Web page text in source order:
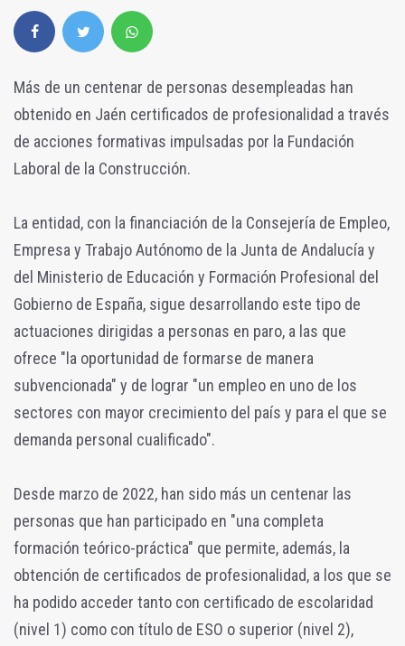
Más de un centenar de personas desempleadas han
obtenido en Jaén certificados de profesionalidad a través
de acciones formativas impulsadas por la Fundación
Laboral de la Construcción.
La entidad, con la financiación de la Consejería de Empleo,
Empresa y Trabajo Autónomo de la Junta de Andalucía y
del Ministerio de Educación y Formación Profesional del
Gobierno de España, sigue desarrollando este tipo de
actuaciones dirigidas a personas en paro, a las que
ofrece "la oportunidad de formarse de manera
subvencionada" y de lograr "un empleo en uno de los
sectores con mayor crecimiento del país y para el que se
demanda personal cualificado".
Desde marzo de 2022, han sido más un centenar las
personas que han participado en "una completa
formación teórico-práctica" que permite, además, la
obtención de certificados de profesionalidad, a los que se
ha podido acceder tanto con certificado de escolaridad
(nivel 1) como con título de ESO o superior (nivel 2),